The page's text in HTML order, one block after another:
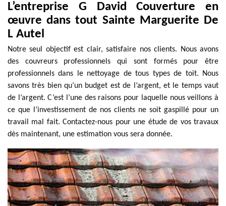
L’entreprise G David Couverture en
œuvre dans tout Sainte Marguerite De
L Autel
Notre seul objectif est clair, satisfaire nos clients. Nous avons
des couvreurs professionnels qui sont formés pour être
professionnels dans le nettoyage de tous types de toit. Nous
savons très bien qu’un budget est de l’argent, et le temps vaut
de l’argent. C’est l’une des raisons pour laquelle nous veillons à
ce que l’investissement de nos clients ne soit gaspillé pour un
travail mal fait. Contactez-nous pour une étude de vos travaux
dès maintenant, une estimation vous sera donnée.